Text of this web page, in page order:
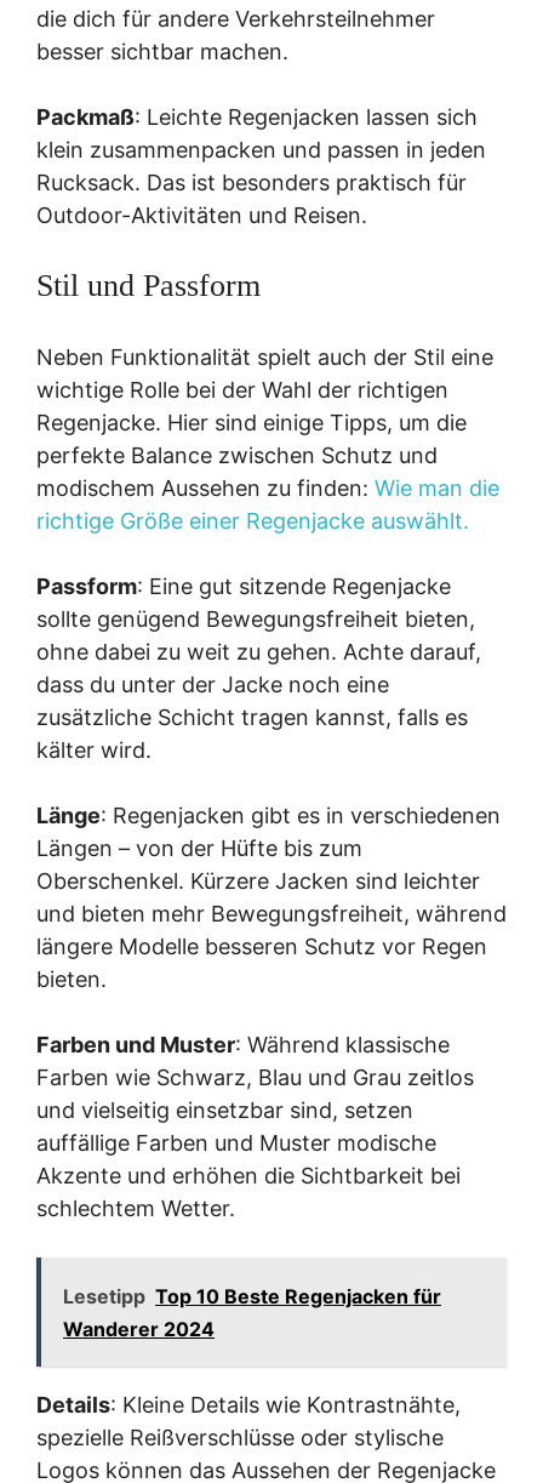
die dich für andere Verkehrsteilnehmer
besser sichtbar machen.
Packmaß: Leichte Regenjacken lassen sich
klein zusammenpacken und passen in jeden
Rucksack. Das ist besonders praktisch für
Outdoor-Aktivitäten und Reisen.
Stil und Passform
Neben Funktionalität spielt auch der Stil eine
wichtige Rolle bei der Wahl der richtigen
Regenjacke. Hier sind einige Tipps, um die
perfekte Balance zwischen Schutz und
modischem Aussehen zu finden: Wie man die
richtige Größe einer Regenjacke auswählt.
Passform: Eine gut sitzende Regenjacke
sollte genügend Bewegungsfreiheit bieten,
ohne dabei zu weit zu gehen. Achte darauf,
dass du unter der Jacke noch eine
zusätzliche Schicht tragen kannst, falls es
kälter wird.
Länge: Regenjacken gibt es in verschiedenen
Längen – von der Hüfte bis zum
Oberschenkel. Kürzere Jacken sind leichter
und bieten mehr Bewegungsfreiheit, während
längere Modelle besseren Schutz vor Regen
bieten.
Farben und Muster: Während klassische
Farben wie Schwarz, Blau und Grau zeitlos
und vielseitig einsetzbar sind, setzen
auffällige Farben und Muster modische
Akzente und erhöhen die Sichtbarkeit bei
schlechtem Wetter.
Lesetipp Top 10 Beste Regenjacken für
Wanderer 2024
Details: Kleine Details wie Kontrastnähte,
spezielle Reißverschlüsse oder stylische
Logos können das Aussehen der Regenjacke